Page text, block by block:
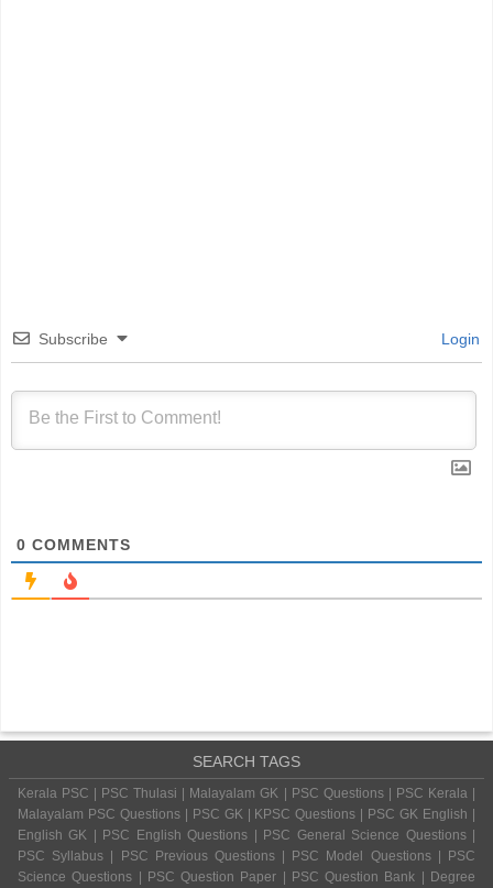
Subscribe Login
0 COMMENTS
SEARCH TAGS
Kerala PSC | PSC Thulasi | Malayalam GK | PSC Questions | PSC Kerala |
Malayalam PSC Questions | PSC GK | KPSC Questions | PSC GK English |
English GK | PSC English Questions | PSC General Science Questions |
PSC Syllabus | PSC Previous Questions | PSC Model Questions | PSC
Science Questions | PSC Question Paper | PSC Question Bank | Degree